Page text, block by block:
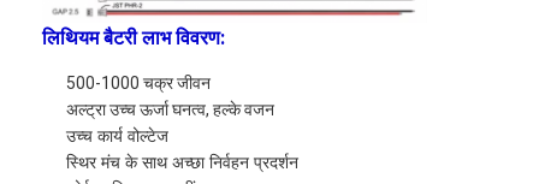
लिथियम आयन रिचार्जेबल बैटरी
लिथियम पॉलिमर बैटरी
ऊर्जा भंडारण बैटरी
लिथियम बैटरी लाभ विवरण:
500-1000 चक्र जीवन
अल्ट्रा उच्च ऊर्जा घनत्व, हल्के वजन
उच्च कार्य वोल्टेज
स्थिर मंच के साथ अच्छा निर्वहन प्रदर्शन